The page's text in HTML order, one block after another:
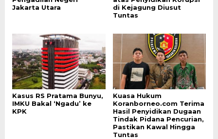
Jakarta Utara
di Kejagung Diusut
Tuntas
Kasus RS Pratama Bunyu,
IMKU Bakal ‘Ngadu’ ke
KPK
Kuasa Hukum
Koranborneo.com Terima
Hasil Penyidikan Dugaan
Tindak Pidana Pencurian,
Pastikan Kawal Hingga
Tuntas